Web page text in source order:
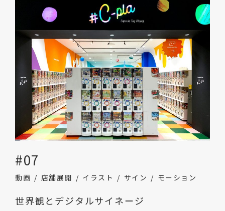
#07
動画 店舗展開 イラスト サイン モーション
世界観とデジタルサイネージ